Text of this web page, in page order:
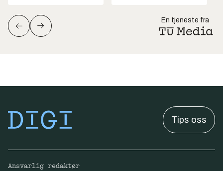
En tjeneste fra
Tips oss
Ansvarlig redaktør